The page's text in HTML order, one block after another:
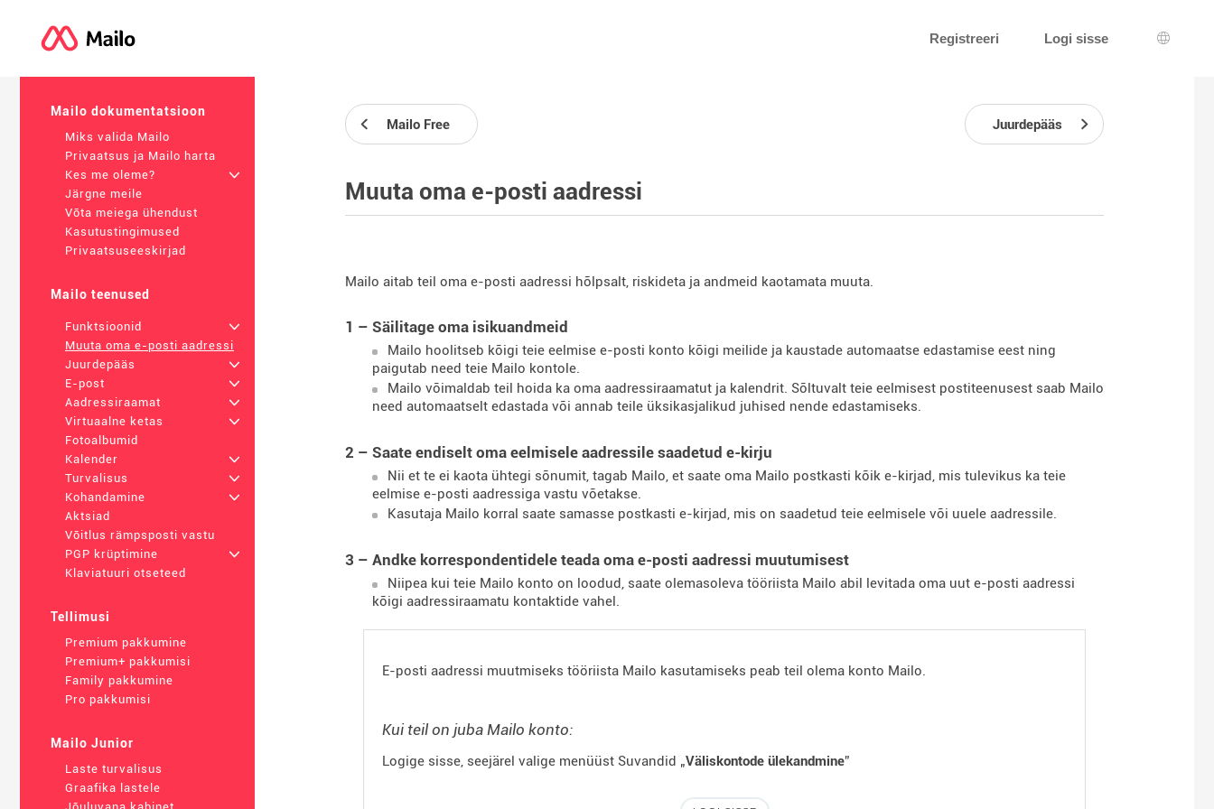
Registreeri Logi sisse
Mailo dokumentatsioon
Miks valida Mailo
Privaatsus ja Mailo harta
Kes me oleme?
+
Järgne meile
Võta meiega ühendust
Kasutustingimused
Privaatsuseeskirjad
Mailo teenused
Funktsioonid
+
Muuta oma e-posti aadressi
Juurdepääs
+
E-post
+
Aadressiraamat
+
Virtuaalne ketas
+
Fotoalbumid
Kalender
+
Turvalisus
+
Kohandamine
+
Aktsiad
Võitlus rämpsposti vastu
PGP krüptimine
+
Klaviatuuri otseteed
Tellimusi
Premium pakkumine
Premium+ pakkumisi
Family pakkumine
Pro pakkumisi
Mailo Junior
Laste turvalisus
Graafika lastele
Mailo Free Juurdepääs
Muuta oma e-posti aadressi
Mailo aitab teil oma e-posti aadressi hõlpsalt, riskideta ja andmeid kaotamata muuta.
1 – Säilitage oma isikuandmeid
Mailo hoolitseb kõigi teie eelmise e-posti konto kõigi meilide ja kaustade automaatse edastamise eest ning
paigutab need teie Mailo kontole.
Mailo võimaldab teil hoida ka oma aadressiraamatut ja kalendrit. Sõltuvalt teie eelmisest postiteenusest saab Mailo
need automaatselt edastada või annab teile üksikasjalikud juhised nende edastamiseks.
2 – Saate endiselt oma eelmisele aadressile saadetud e-kirju
Nii et te ei kaota ühtegi sõnumit, tagab Mailo, et saate oma Mailo postkasti kõik e-kirjad, mis tulevikus ka teie
eelmise e-posti aadressiga vastu võetakse.
Kasutaja Mailo korral saate samasse postkasti e-kirjad, mis on saadetud teie eelmisele või uuele aadressile.
3 – Andke korrespondentidele teada oma e-posti aadressi muutumisest
Niipea kui teie Mailo konto on loodud, saate olemasoleva tööriista Mailo abil levitada oma uut e-posti aadressi
kõigi aadressiraamatu kontaktide vahel.
E-posti aadressi muutmiseks tööriista Mailo kasutamiseks peab teil olema konto Mailo.
Kui teil on juba Mailo konto:
Logige sisse, seejärel valige menüüst Suvandid „Väliskontode ülekandmine”